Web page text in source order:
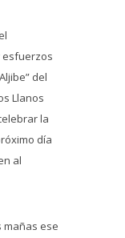
esfuerzos
del
Llanos
la
día
al
mañas ese